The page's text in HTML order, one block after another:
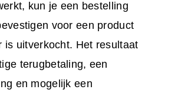
kun je een bestelling
voor een product
is uitverkocht. Het resultaat
terugbetaling, een
en mogelijk een